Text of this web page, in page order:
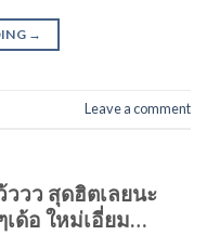
→
Leave a comment
ววว สุดฮิตเลยนะ
ด้อ ใหม่เอี่ยม…